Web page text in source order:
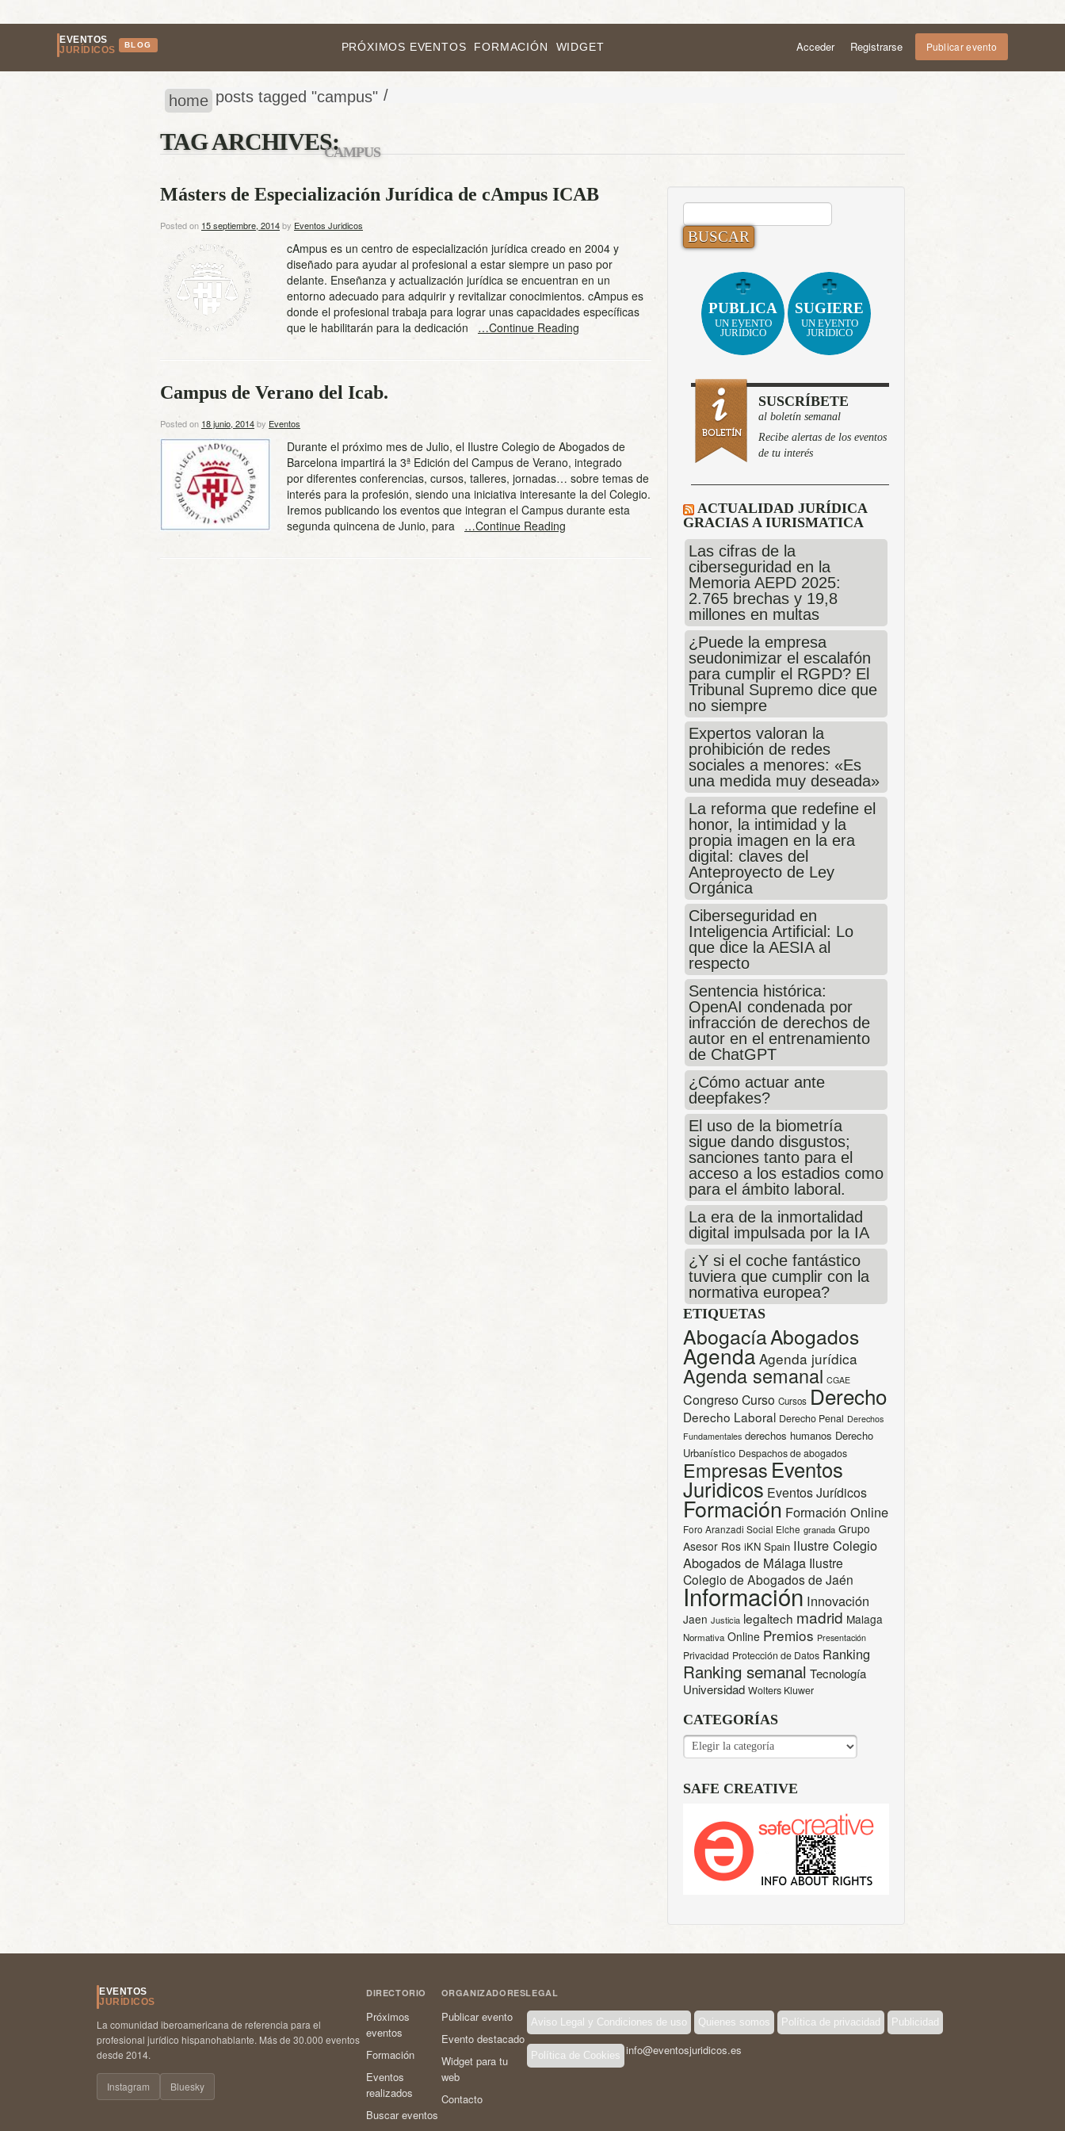
EVENTOS
JURÍDICOS
BLOG PRÓXIMOS EVENTOS FORMACIÓN WIDGET Acceder Registrarse Publicar evento
home /
posts tagged "campus"
TAG ARCHIVES:CAMPUS
Másters de Especialización Jurídica de cAmpus ICAB
Posted on 15 septiembre, 2014by Eventos Juridicos
cAmpus es un centro de especialización jurídica creado en 2004 y
diseñado para ayudar al profesional a estar siempre un paso por
delante. Enseñanza y actualización jurídica se encuentran en un
entorno adecuado para adquirir y revitalizar conocimientos. cAmpus es
donde el profesional trabaja para lograr unas capacidades específicas
que le habilitarán para la dedicación …Continue Reading
Campus de Verano del Icab.
Posted on 18 junio, 2014by Eventos
Durante el próximo mes de Julio, el Ilustre Colegio de Abogados de
Barcelona impartirá la 3ª Edición del Campus de Verano, integrado
por diferentes conferencias, cursos, talleres, jornadas… sobre temas de
interés para la profesión, siendo una iniciativa interesante la del Colegio.
Iremos publicando los eventos que integran el Campus durante esta
segunda quincena de Junio, para …Continue Reading
BUSCAR:
PUBLICA
UN EVENTO
JURÍDICO
SUGIERE
UN EVENTO
JURÍDICO
SUSCRÍBETE
al boletín semanal
Recibe alertas de los eventos
de tu interés
ACTUALIDAD JURÍDICA
GRACIAS A IURISMATICA
Las cifras de la
ciberseguridad en la
Memoria AEPD 2025:
2.765 brechas y 19,8
millones en multas
¿Puede la empresa
seudonimizar el escalafón
para cumplir el RGPD? El
Tribunal Supremo dice que
no siempre
Expertos valoran la
prohibición de redes
sociales a menores: «Es
una medida muy deseada»
La reforma que redefine el
honor, la intimidad y la
propia imagen en la era
digital: claves del
Anteproyecto de Ley
Orgánica
Ciberseguridad en
Inteligencia Artificial: Lo
que dice la AESIA al
respecto
Sentencia histórica:
OpenAI condenada por
infracción de derechos de
autor en el entrenamiento
de ChatGPT
¿Cómo actuar ante
deepfakes?
El uso de la biometría
sigue dando disgustos;
sanciones tanto para el
acceso a los estadios como
para el ámbito laboral.
La era de la inmortalidad
digital impulsada por la IA
¿Y si el coche fantástico
tuviera que cumplir con la
normativa europea?
ETIQUETAS
AbogacíaAbogados
Agenda Agenda jurídica
Agenda semanal CGAE
CongresoCurso Cursos Derecho
Derecho Laboral Derecho Penal Derechos
Fundamentales derechos humanos Derecho
Urbanístico Despachos de abogados
Empresas Eventos
Juridicos Eventos Jurídicos
Formación Formación Online
Foro Aranzadi Social Elche granada Grupo
Asesor Ros iKN Spain Ilustre Colegio
Abogados de Málaga Ilustre
Colegio de Abogados de Jaén
Información Innovación
Jaen Justicia legaltech madrid Malaga
Normativa Online Premios Presentación
Privacidad Protección de Datos Ranking
Ranking semanal Tecnología
Universidad Wolters Kluwer
CATEGORÍAS
CATEGORÍAS
SAFE CREATIVE
EVENTOS
JURÍDICOS
La comunidad iberoamericana de referencia para el
profesional jurídico hispanohablante. Más de 30.000 eventos
desde 2014.
Instagram Bluesky
DIRECTORIO
Próximos
eventos
Formación
Eventos
realizados
Buscar eventos
ORGANIZADORES
Publicar evento
Evento destacado
Widget para tu
web
Contacto
LEGAL
Aviso Legal y Condiciones de uso Quienes somos Política de privacidad Publicidad
Política de Cookies info@eventosjuridicos.es